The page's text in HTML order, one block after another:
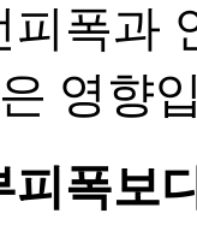
피폭과
영향
폭보